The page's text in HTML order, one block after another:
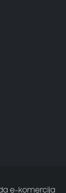
e-komercija